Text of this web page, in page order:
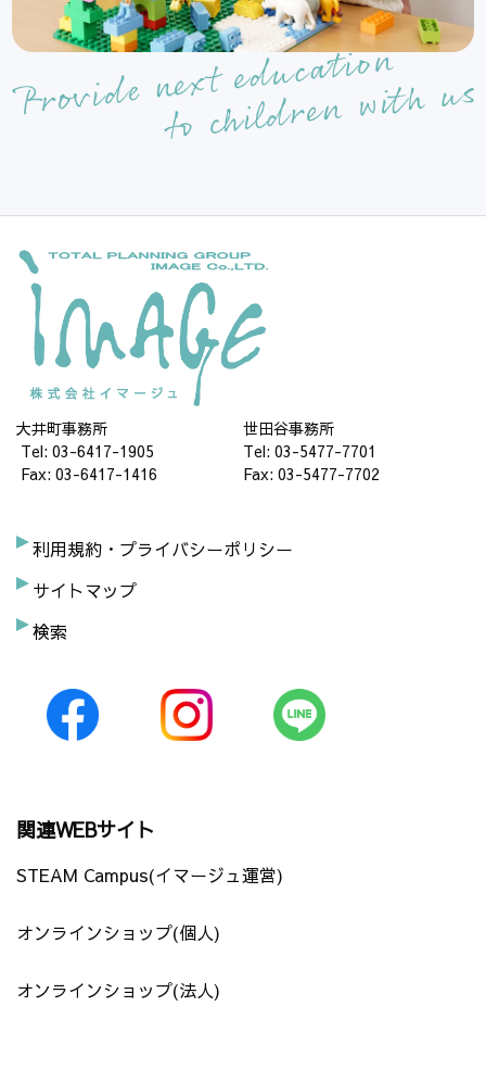
大井町事務所
Tel: 03-6417-1905
Fax: 03-6417-1416
世田谷事務所
Tel: 03-5477-7701
Fax: 03-5477-7702
利用規約・プライバシーポリシー
サイトマップ
検索
関連WEBサイト
STEAM Campus(イマージュ運営)
オンラインショップ(個人)
オンラインショップ(法人)